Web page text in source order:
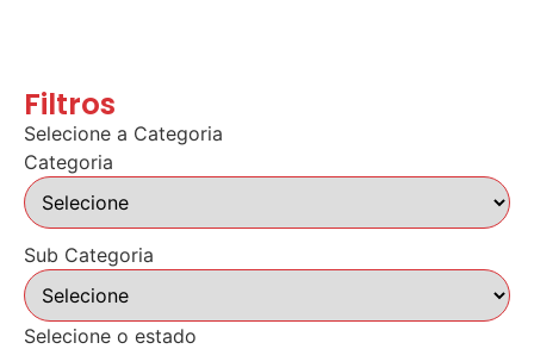
Filtros
Selecione a Categoria
Categoria
Sub Categoria
Selecione o estado